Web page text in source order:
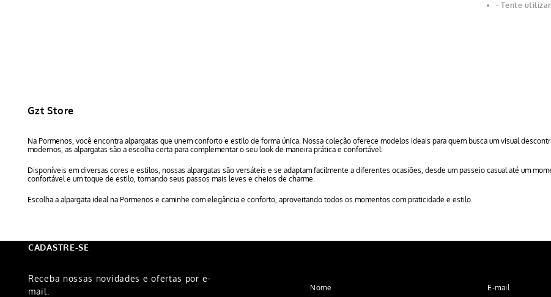
Tente
Gzt Store
Na Pormenos, você encontra alpargatas que unem conforto e estilo de forma única. Nossa coleção oferece modelos ideais para quem busca um visual
modernos, as alpargatas são a escolha certa para complementar o seu look de maneira prática e confortável.
Disponíveis em diversas cores e estilos, nossas alpargatas são versáteis e se adaptam facilmente a diferentes ocasiões, desde um passeio casual até um
confortável e um toque de estilo, tornando seus passos mais leves e cheios de charme.
Escolha a alpargata ideal na Pormenos e caminhe com elegância e conforto, aproveitando todos os momentos com praticidade e estilo.
CADASTRE-SE
Receba nossas novidades e ofertas por e-
mail.